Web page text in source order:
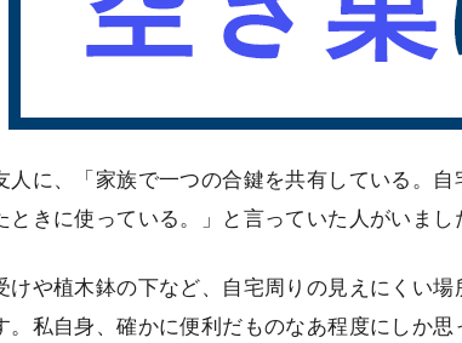
人に、「家族で一つの合鍵を共有している。
ときに使っている。」と言っていた人がいまし
けや植木鉢の下など、自宅周りの見えにくい
。私自身、確かに便利だものなあ程度にしか思